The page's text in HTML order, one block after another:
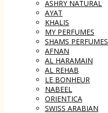
ASHRY NATURAL
AYAT
KHALIS
MY PERFUMES
SHAMS PERFUMES
AFNAN
AL HARAMAIN
AL REHAB
LE BONHEUR
NABEEL
ORIENTICA
SWISS ARABIAN